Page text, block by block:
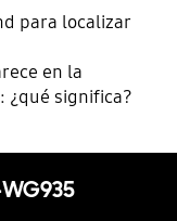
para localizar
en la
¿qué significa?